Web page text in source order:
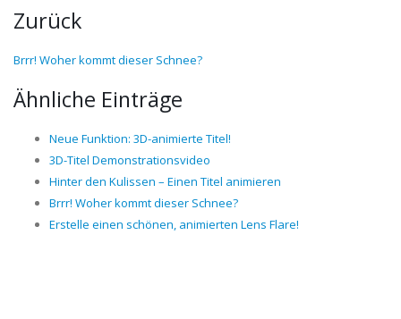
Zurück
Brrr! Woher kommt dieser Schnee?
Ähnliche Einträge
Neue Funktion: 3D-animierte Titel!
3D-Titel Demonstrationsvideo
Hinter den Kulissen – Einen Titel animieren
Brrr! Woher kommt dieser Schnee?
Erstelle einen schönen, animierten Lens Flare!